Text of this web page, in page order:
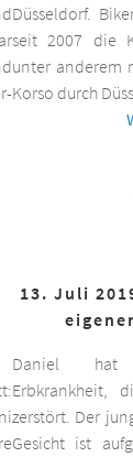
Düsseldorf.
seit 2007 die
unter anderem
Korso durch
13. Juli
Daniel hat
Erbkrankheit,
zerstört. Der
Gesicht ist